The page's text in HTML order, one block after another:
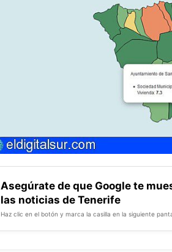
Asegúrate de que Google te
las noticias de Tenerife
Haz clic en el botón y marca la casilla en la siguiente